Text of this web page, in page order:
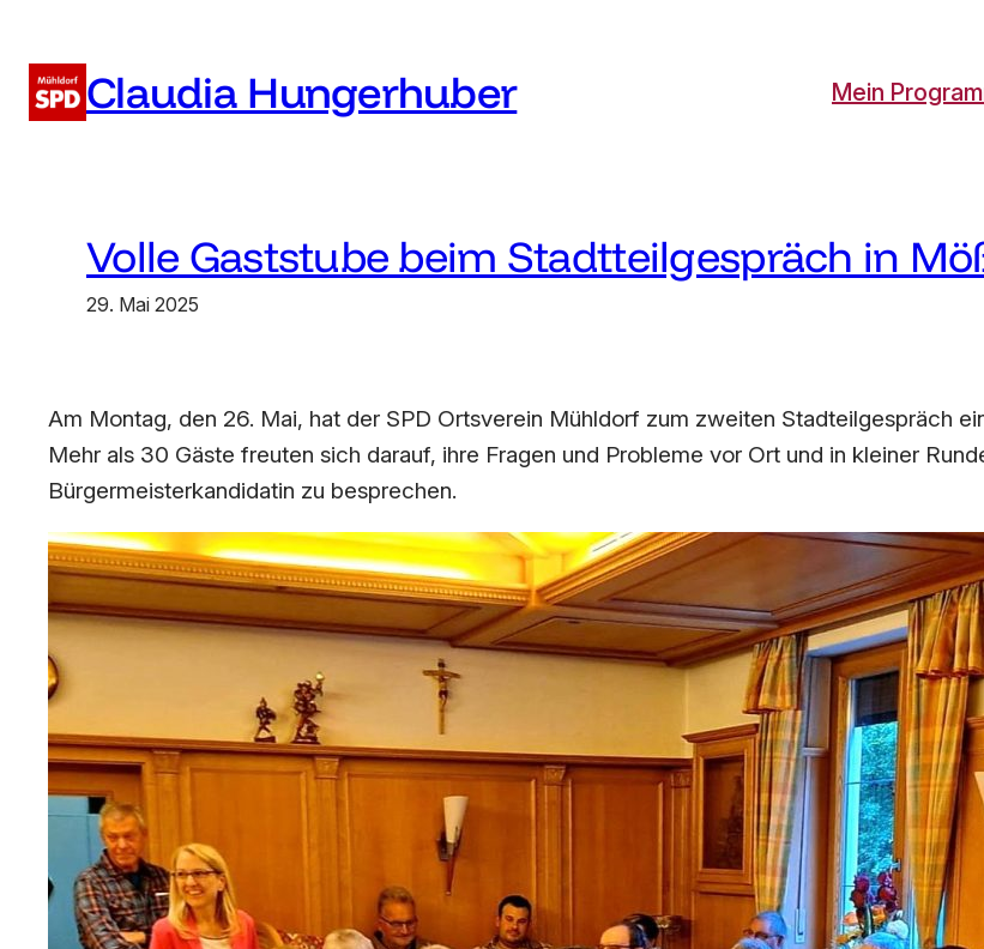
Inhalt
springenClaudia Hungerhuber Mein
Volle Gaststube beim Stadtteilgespräch in
29. Mai 2025
Am Montag, den 26. Mai, hat der SPD Ortsverein Mühldorf zum zweiten Stadteilgespräch
Mehr als 30 Gäste freuten sich darauf, ihre Fragen und Probleme vor Ort und in kleiner
Bürgermeisterkandidatin zu besprechen.